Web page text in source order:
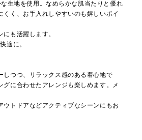
生地を使用。なめらかな肌当たりと優れ
く、お手入れしやすいのも嬉しいポイ
も活躍します。
適に。
しつつ、リラックス感のある着心地で
に合わせたアレンジも楽しめます。メ
トドアなどアクティブなシーンにもお